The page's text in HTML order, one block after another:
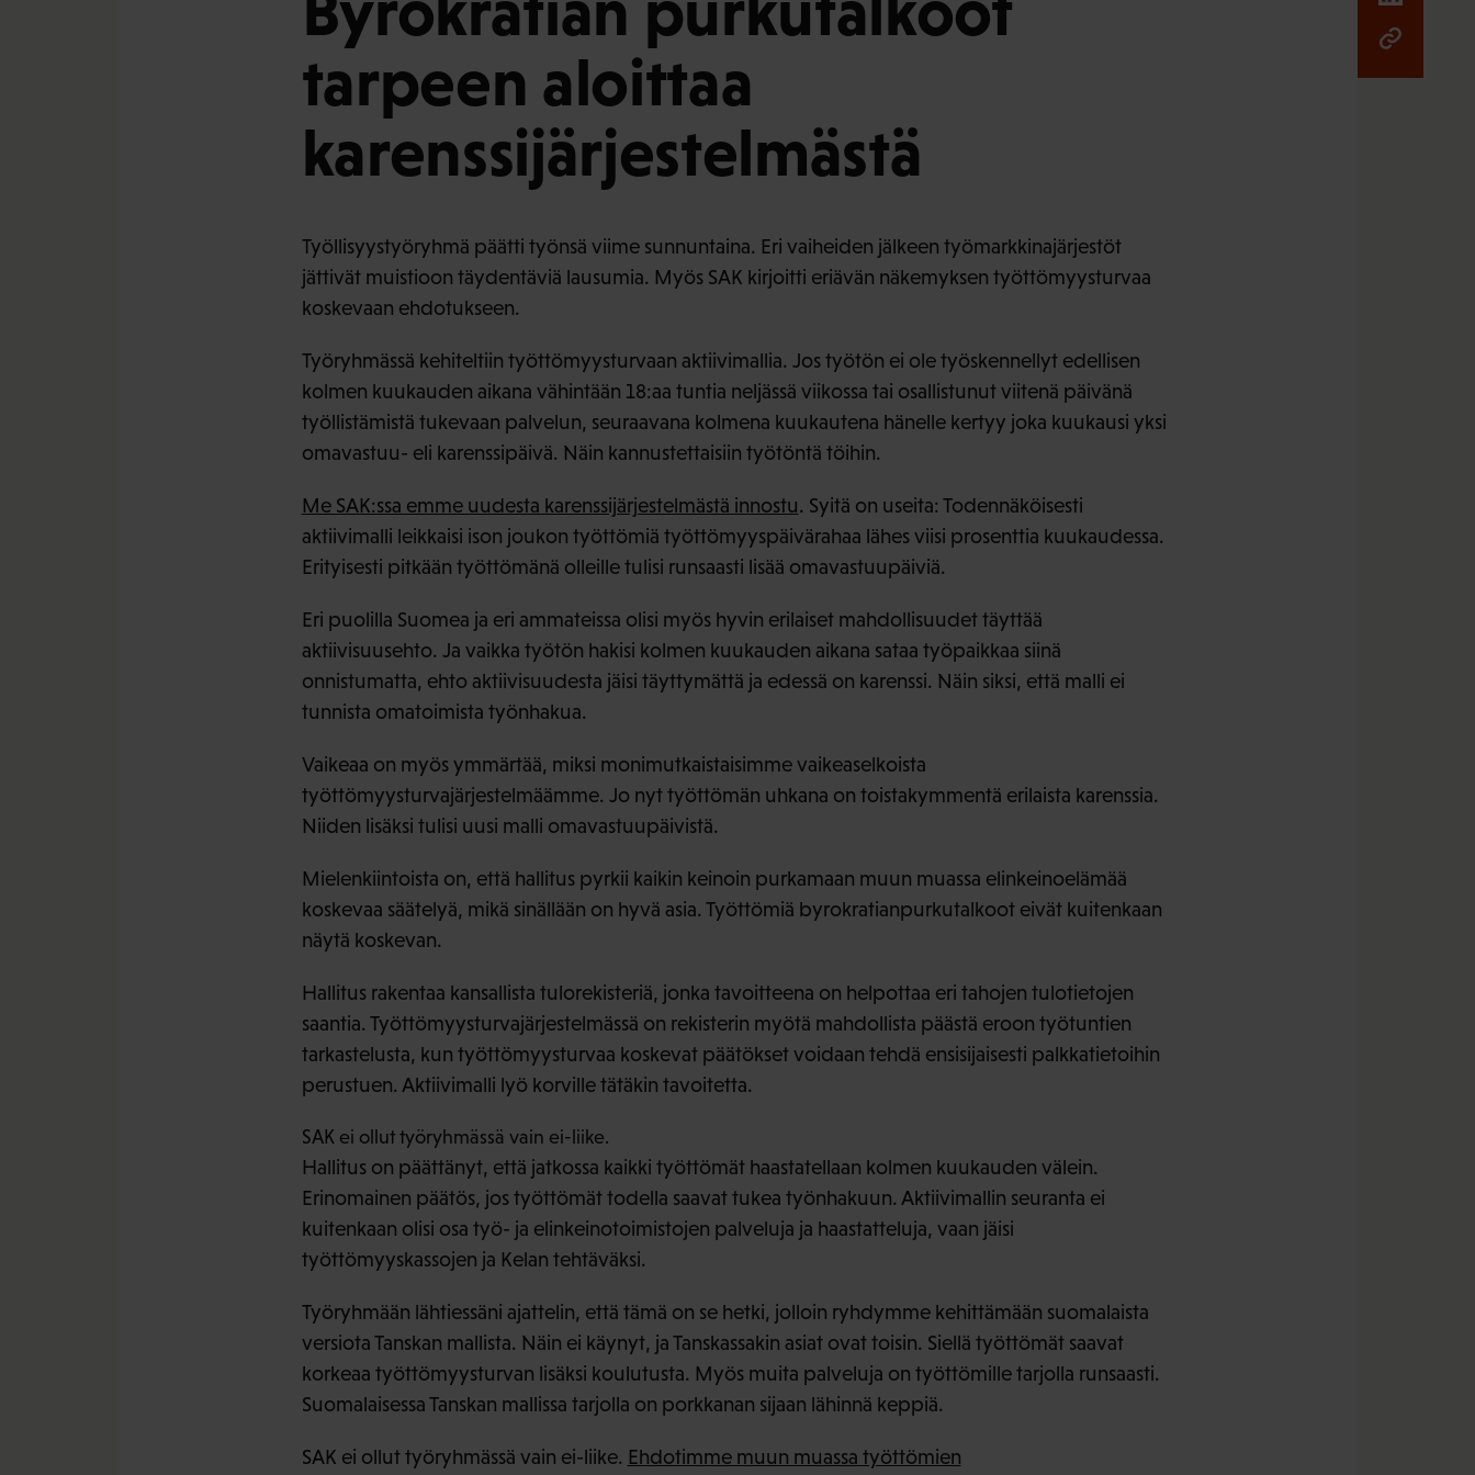
tarpeen aloittaa
karenssijärjestelmästä
Työllisyystyöryhmä päätti työnsä viime sunnuntaina. Eri vaiheiden jälkeen työmarkkinajärjestöt
jättivät muistioon täydentäviä lausumia. Myös SAK kirjoitti eriävän näkemyksen työttömyysturvaa
koskevaan ehdotukseen.
Työryhmässä kehiteltiin työttömyysturvaan aktiivimallia. Jos työtön ei ole työskennellyt edellisen
kolmen kuukauden aikana vähintään 18:aa tuntia neljässä viikossa tai osallistunut viitenä päivänä
työllistämistä tukevaan palvelun, seuraavana kolmena kuukautena hänelle kertyy joka kuukausi yksi
omavastuu- eli karenssipäivä. Näin kannustettaisiin työtöntä töihin.
Me SAK:ssa emme uudesta karenssijärjestelmästä innostu. Syitä on useita: Todennäköisesti
aktiivimalli leikkaisi ison joukon työttömiä työttömyyspäivärahaa lähes viisi prosenttia kuukaudessa.
Erityisesti pitkään työttömänä olleille tulisi runsaasti lisää omavastuupäiviä.
Eri puolilla Suomea ja eri ammateissa olisi myös hyvin erilaiset mahdollisuudet täyttää
aktiivisuusehto. Ja vaikka työtön hakisi kolmen kuukauden aikana sataa työpaikkaa siinä
onnistumatta, ehto aktiivisuudesta jäisi täyttymättä ja edessä on karenssi. Näin siksi, että malli ei
tunnista omatoimista työnhakua.
Vaikeaa on myös ymmärtää, miksi monimutkaistaisimme vaikeaselkoista
työttömyysturvajärjestelmäämme. Jo nyt työttömän uhkana on toistakymmentä erilaista karenssia.
Niiden lisäksi tulisi uusi malli omavastuupäivistä.
Mielenkiintoista on, että hallitus pyrkii kaikin keinoin purkamaan muun muassa elinkeinoelämää
koskevaa säätelyä, mikä sinällään on hyvä asia. Työttömiä byrokratianpurkutalkoot eivät kuitenkaan
näytä koskevan.
Hallitus rakentaa kansallista tulorekisteriä, jonka tavoitteena on helpottaa eri tahojen tulotietojen
saantia. Työttömyysturvajärjestelmässä on rekisterin myötä mahdollista päästä eroon työtuntien
tarkastelusta, kun työttömyysturvaa koskevat päätökset voidaan tehdä ensisijaisesti palkkatietoihin
perustuen. Aktiivimalli lyö korville tätäkin tavoitetta.
SAK ei ollut työryhmässä vain ei-liike.
Hallitus on päättänyt, että jatkossa kaikki työttömät haastatellaan kolmen kuukauden välein.
Erinomainen päätös, jos työttömät todella saavat tukea työnhakuun. Aktiivimallin seuranta ei
kuitenkaan olisi osa työ- ja elinkeinotoimistojen palveluja ja haastatteluja, vaan jäisi
työttömyyskassojen ja Kelan tehtäväksi.
Työryhmään lähtiessäni ajattelin, että tämä on se hetki, jolloin ryhdymme kehittämään suomalaista
versiota Tanskan mallista. Näin ei käynyt, ja Tanskassakin asiat ovat toisin. Siellä työttömät saavat
korkeaa työttömyysturvan lisäksi koulutusta. Myös muita palveluja on työttömille tarjolla runsaasti.
Suomalaisessa Tanskan mallissa tarjolla on porkkanan sijaan lähinnä keppiä.
SAK ei ollut työryhmässä vain ei-liike. Ehdotimme muun muassa työttömien